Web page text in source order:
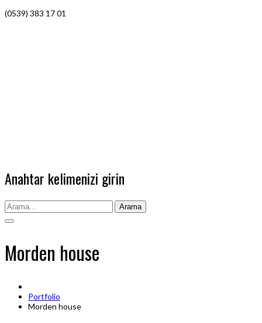
(0539) 383 17 01
Anahtar kelimenizi girin
Arama
Morden house
Portfolio
Morden house